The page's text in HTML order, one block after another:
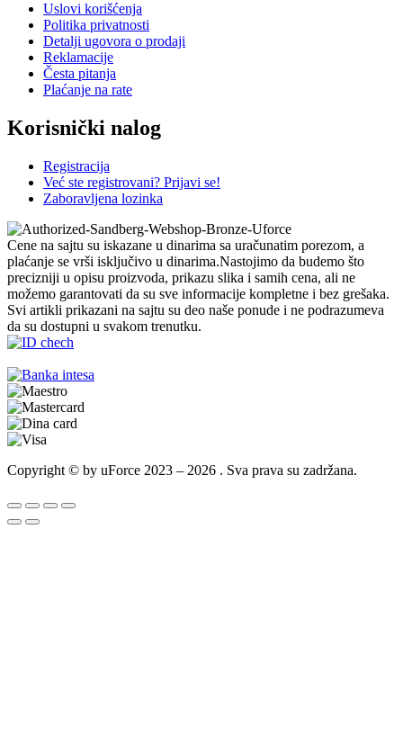
Uslovi korišćenja
Politika privatnosti
Detalji ugovora o prodaji
Reklamacije
Česta pitanja
Plaćanje na rate
Korisnički nalog
Registracija
Već ste registrovani? Prijavi se!
Zaboravljena lozinka
Cene na sajtu su iskazane u dinarima sa uračunatim porezom, a
plaćanje se vrši isključivo u dinarima.Nastojimo da budemo što
precizniji u opisu proizvoda, prikazu slika i samih cena, ali ne
možemo garantovati da su sve informacije kompletne i bez grešaka.
Svi artikli prikazani na sajtu su deo naše ponude i ne podrazumeva
da su dostupni u svakom trenutku.
Copyright © by uForce 2023 – 2026 . Sva prava su zadržana.